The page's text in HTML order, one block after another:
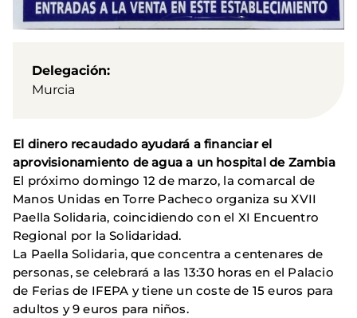
Delegación
Murcia
El dinero recaudado ayudará a financiar el
aprovisionamiento de agua a un hospital de Zambia
El próximo domingo 12 de marzo, la comarcal de
Manos Unidas en Torre Pacheco organiza su XVII
Paella Solidaria, coincidiendo con el XI Encuentro
Regional por la Solidaridad.
La Paella Solidaria, que concentra a centenares de
personas, se celebrará a las 13:30 horas en el Palacio
de Ferias de IFEPA y tiene un coste de 15 euros para
adultos y 9 euros para niños.